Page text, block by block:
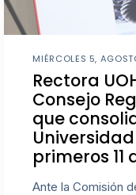
MIÉRCOLES 5,
Rectora
Consejo
que
primeros 11
Ante la Comisión